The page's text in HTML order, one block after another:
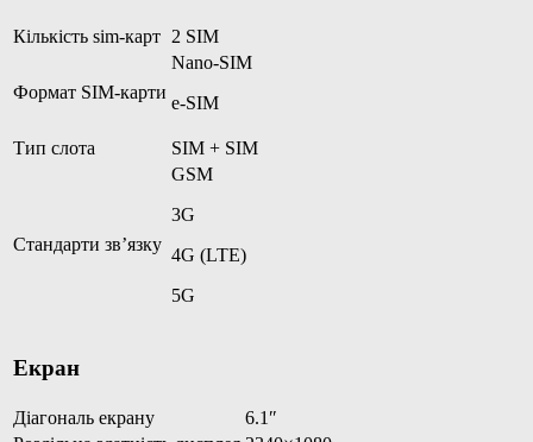
Кількість sim-карт 2 SIM
Формат SIM-карти
Nano-SIM
e-SIM
Тип слота SIM + SIM
Стандарти зв’язку
GSM
3G
4G (LTE)
5G
Екран
Діагональ екрану
6.1″